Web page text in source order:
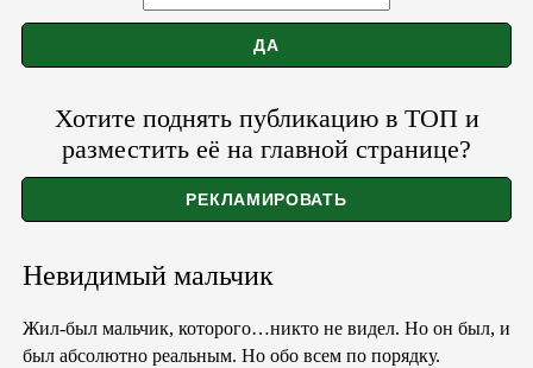
Хотите поднять публикацию в ТОП и
разместить её на главной странице?
Невидимый мальчик
Жил-был мальчик, которого…никто не видел. Но он был, и
был абсолютно реальным. Но обо всем по порядку.